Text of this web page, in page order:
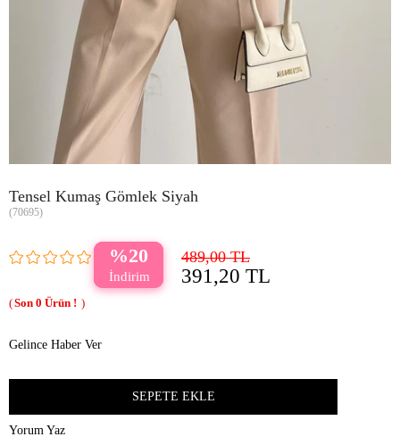
Tensel Kumaş Gömlek Siyah
(70695)
20 489,00 TL
391,20 TL
0
Gelince Haber Ver
Yorum Yaz